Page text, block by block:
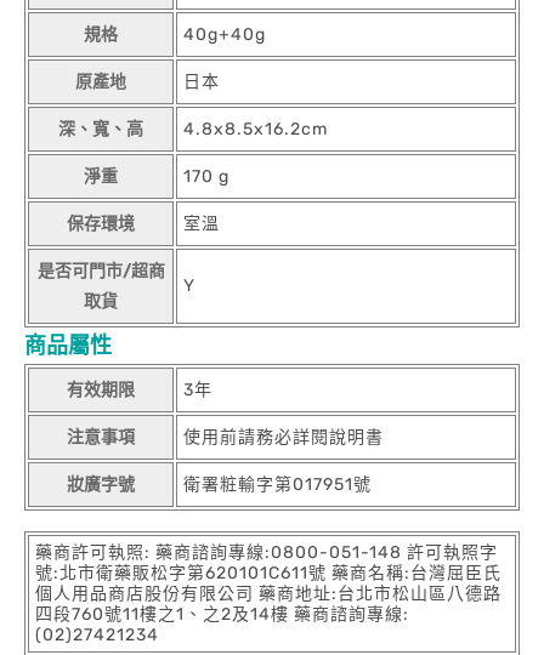
規格 40g+40g
原產地 日本
深、寬、高 4.8x8.5x16.2cm
淨重 170 g
保存環境 室溫
是否可門市/超商
取貨
Y
商品屬性
有效期限 3年
注意事項 使用前請務必詳閱說明書
妝廣字號 衛署粧輸字第017951號
藥商許可執照: 藥商諮詢專線:0800-051-148 許可執照字
號:北市衛藥販松字第620101C611號 藥商名稱:台灣屈臣氏
個人用品商店股份有限公司 藥商地址:台北市松山區八德路
四段760號11樓之1、之2及14樓 藥商諮詢專線:
(02)27421234